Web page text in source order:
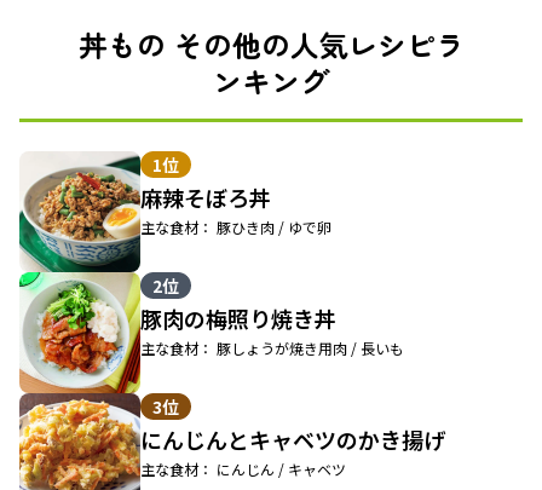
丼もの その他の人気レシピラ
ンキング
1位
麻辣そぼろ丼
主な食材： 豚ひき肉 / ゆで卵
2位
豚肉の梅照り焼き丼
主な食材： 豚しょうが焼き用肉 / 長いも
3位
にんじんとキャベツのかき揚げ
主な食材： にんじん / キャベツ